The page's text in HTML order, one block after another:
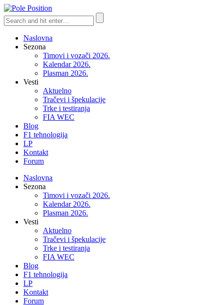
Naslovna
Sezona
Timovi i vozači 2026.
Kalendar 2026.
Plasman 2026.
Vesti
Aktuelno
Tračevi i špekulacije
Trke i testiranja
FIA WEC
Blog
F1 tehnologija
LP
Kontakt
Forum
Naslovna
Sezona
Timovi i vozači 2026.
Kalendar 2026.
Plasman 2026.
Vesti
Aktuelno
Tračevi i špekulacije
Trke i testiranja
FIA WEC
Blog
F1 tehnologija
LP
Kontakt
Forum